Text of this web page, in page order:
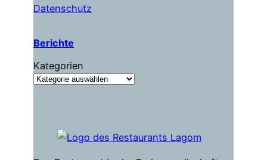
Datenschutz
Berichte
Kategorien